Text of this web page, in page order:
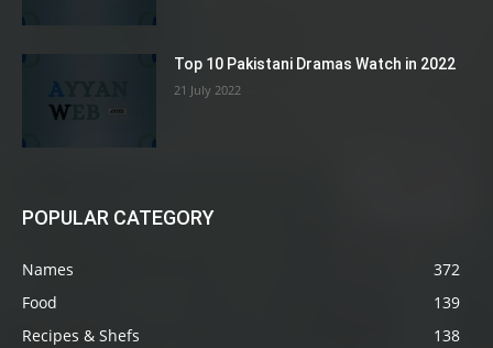
Top 10 Pakistani Dramas Watch in 2022
21 July 2022
POPULAR CATEGORY
Names
372
Food
139
Recipes & Shefs
138